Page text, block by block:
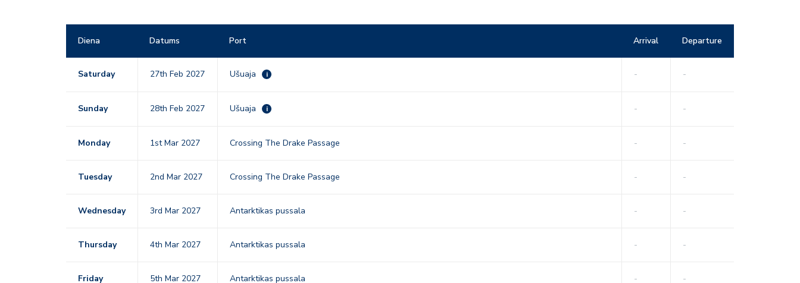
Diena Datums Port Arrival Departure
Saturday 27th Feb 2027 Ušuaja i - -
Sunday 28th Feb 2027 Ušuaja i - -
Monday 1st Mar 2027 Crossing The Drake Passage - -
Tuesday 2nd Mar 2027 Crossing The Drake Passage - -
Wednesday 3rd Mar 2027 Antarktikas pussala - -
Thursday 4th Mar 2027 Antarktikas pussala - -
Friday 5th Mar 2027 Antarktikas pussala - -